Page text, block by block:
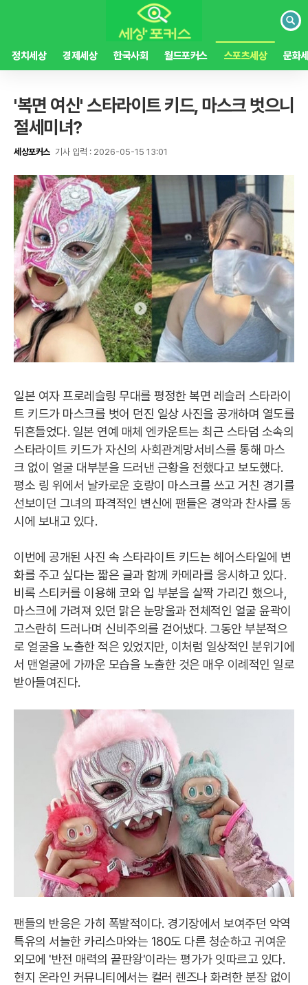
검
정치세상 경제세상 한국사회 월드포커스 스포츠세상 문화
'복면 여신' 스타라이트 키드, 마스크 벗으니
절세미녀?
세상포커스 기사 입력 : 2026-05-15 13:01
일본 여자 프로레슬링 무대를 평정한 복면 레슬러 스타라이
트 키드가 마스크를 벗어 던진 일상 사진을 공개하며 열도를
뒤흔들었다. 일본 연예 매체 엔카운트는 최근 스타덤 소속의
스타라이트 키드가 자신의 사회관계망서비스를 통해 마스
크 없이 얼굴 대부분을 드러낸 근황을 전했다고 보도했다.
평소 링 위에서 날카로운 호랑이 마스크를 쓰고 거친 경기를
선보이던 그녀의 파격적인 변신에 팬들은 경악과 찬사를 동
시에 보내고 있다.
이번에 공개된 사진 속 스타라이트 키드는 헤어스타일에 변
화를 주고 싶다는 짧은 글과 함께 카메라를 응시하고 있다.
비록 스티커를 이용해 코와 입 부분을 살짝 가리긴 했으나,
마스크에 가려져 있던 맑은 눈망울과 전체적인 얼굴 윤곽이
고스란히 드러나며 신비주의를 걷어냈다. 그동안 부분적으
로 얼굴을 노출한 적은 있었지만, 이처럼 일상적인 분위기에
서 맨얼굴에 가까운 모습을 노출한 것은 매우 이례적인 일로
받아들여진다.
팬들의 반응은 가히 폭발적이다. 경기장에서 보여주던 악역
특유의 서늘한 카리스마와는 180도 다른 청순하고 귀여운
외모에 '반전 매력의 끝판왕'이라는 평가가 잇따르고 있다.
현지 온라인 커뮤니티에서는 컬러 렌즈나 화려한 분장 없이